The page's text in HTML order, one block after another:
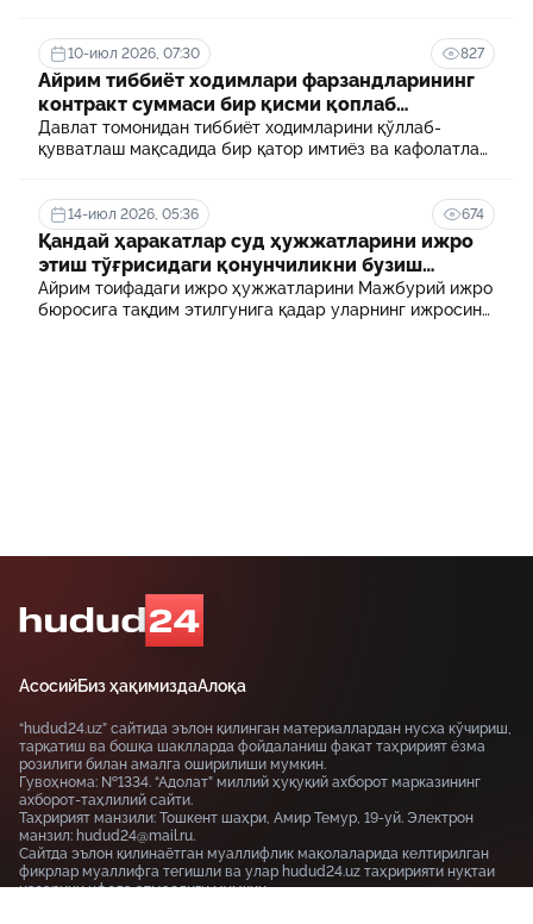
10-июл 2026, 07:30 827
Айрим тиббиёт ходимлари фарзандларининг
контракт суммаси бир қисми қоплаб
берилади
Давлат томонидан тиббиёт ходимларини қўллаб-
қувватлаш мақсадида бир қатор имтиёз ва кафолатлар
муассасасида ўқиш учун тўланадиган контракт
маблағининг бир қисмини қоплаб бериш тартибидир
14-июл 2026, 05:36 674
Қандай ҳаракатлар суд ҳужжатларини ижро
этиш тўғрисидаги қонунчиликни бузиш
ҳисобланади? 5 муҳим факт
Айрим тоифадаги ижро ҳужжатларини Мажбурий ижро
бюросига тақдим этилгунига қадар уларнинг ижросини
АсосийБиз ҳақимиздаАлоқа
“hudud24.uz” сайтида эълон қилинган материаллардан нусха кўчириш,
тарқатиш ва бошқа шаклларда фойдаланиш фақат таҳририят ёзма
розилиги билан амалга оширилиши мумкин.
Гувоҳнома: №1334. “Адолат” миллий ҳуқуқий ахборот марказининг
ахборот-таҳлилий сайти.
Таҳририят манзили: Тошкент шаҳри, Амир Темур, 19-уй. Электрон
манзил: hudud24@mail.ru.
Сайтда эълон қилинаётган муаллифлик мақолаларида келтирилган
фикрлар муаллифга тегишли ва улар hudud24.uz таҳририяти нуқтаи
назарини ифода этмаслиги мумкин.